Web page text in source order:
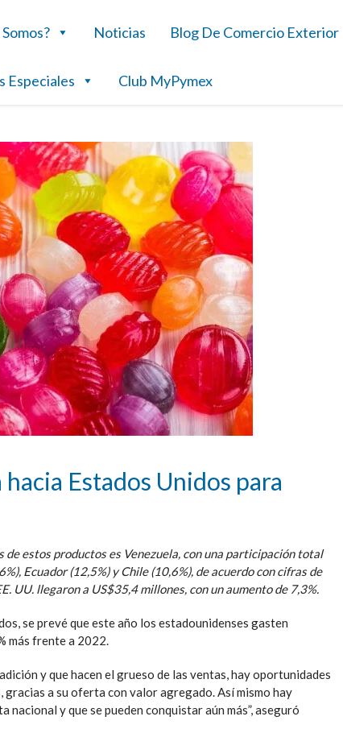
Noticias Blog De Comercio Exterior
Especiales Club MyPymex
Estados Unidos para
estos productos es Venezuela, con una participación total
Ecuador (12,5%) y Chile (10,6%), de acuerdo con cifras de
UU. llegaron a US$35,4 millones, con un aumento de 7,3%.
se prevé que este año los estadounidenses gasten
más frente a 2022.
y que hacen el grueso de las ventas, hay oportunidades
gracias a su oferta con valor agregado. Así mismo hay
y que se pueden conquistar aún más”, aseguró